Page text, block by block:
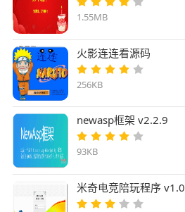
1.55MB
火影连连看源码
256KB
newasp框架 v2.2.9
93KB
米奇电竞陪玩程序 v1.0